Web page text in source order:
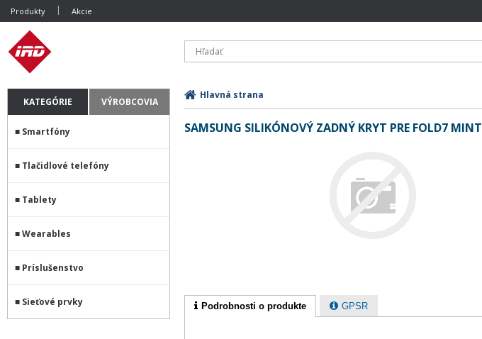
Produkty Akcie
KATEGÓRIE VÝROBCOVIA
Smartfóny
Tlačidlové telefóny
Tablety
Wearables
Príslušenstvo
Sieťové prvky
Hlavná strana
SAMSUNG SILIKÓNOVÝ ZADNÝ KRYT PRE FOLD7 MINT
Podrobnosti o produkte GPSR